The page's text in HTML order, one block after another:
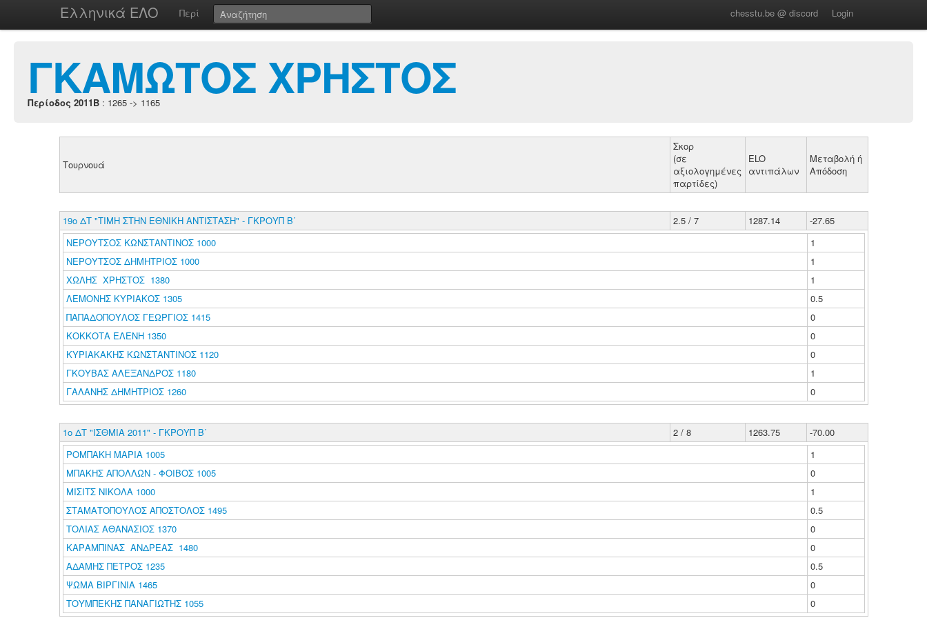
Ελληνικά ΕΛΟ Περί chesstu.be @ discord Login
ΓΚΑΜΩΤΟΣ ΧΡΗΣΤΟΣ
Περίοδος 2011B : 1265 -> 1165
Τουρνουά
Σκορ
(σε
αξιολογημένες
παρτίδες)
ELO
αντιπάλων
Μεταβολή ή
Απόδοση
19ο ΔΤ "ΤΙΜΗ ΣΤΗΝ ΕΘΝΙΚΗ ΑΝΤΙΣΤΑΣΗ" - ΓΚΡΟΥΠ Β΄ 2.5 / 7 1287.14
-27.65
ΝΕΡΟΥΤΣΟΣ ΚΩΝΣΤΑΝΤΙΝΟΣ 1000
1
ΝΕΡΟΥΤΣΟΣ ΔΗΜΗΤΡΙΟΣ 1000
1
ΧΩΛΗΣ ΧΡΗΣΤΟΣ 1380
1
ΛΕΜΟΝΗΣ ΚΥΡΙΑΚΟΣ 1305
0.5
ΠΑΠΑΔΟΠΟΥΛΟΣ ΓΕΩΡΓΙΟΣ 1415
0
ΚΟΚΚΟΤΑ ΕΛΕΝΗ 1350
0
ΚΥΡΙΑΚΑΚΗΣ ΚΩΝΣΤΑΝΤΙΝΟΣ 1120
0
ΓΚΟΥΒΑΣ ΑΛΕΞΑΝΔΡΟΣ 1180
1
ΓΑΛΑΝΗΣ ΔΗΜΗΤΡΙΟΣ 1260
0
1ο ΔΤ "ΙΣΘΜΙΑ 2011" - ΓΚΡΟΥΠ Β΄ 2 / 8 1263.75
-70.00
ΡΟΜΠΑΚΗ ΜΑΡΙΑ 1005
1
ΜΠΑΚΗΣ ΑΠΟΛΛΩΝ - ΦΟΙΒΟΣ 1005
0
ΜΙΣΙΤΣ ΝΙΚΟΛΑ 1000
1
ΣΤΑΜΑΤΟΠΟΥΛΟΣ ΑΠΟΣΤΟΛΟΣ 1495
0.5
ΤΟΛΙΑΣ ΑΘΑΝΑΣΙΟΣ 1370
0
ΚΑΡΑΜΠΙΝΑΣ ΑΝΔΡΕΑΣ 1480
0
ΑΔΑΜΗΣ ΠΕΤΡΟΣ 1235
0.5
ΨΩΜΑ ΒΙΡΓΙΝΙΑ 1465
0
ΤΟΥΜΠΕΚΗΣ ΠΑΝΑΓΙΩΤΗΣ 1055
0